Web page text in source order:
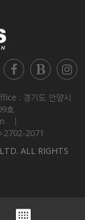
: 경기도 안양시
호
ㅣ
2071
ALL RIGHTS